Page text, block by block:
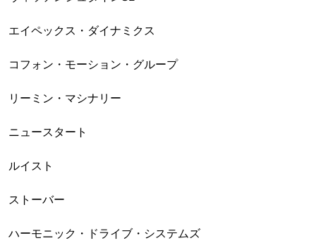
エイペックス・ダイナミクス
コフォン・モーション・グループ
リーミン・マシナリー
ニュースタート
ルイスト
ストーバー
ハーモニック・ドライブ・システムズ